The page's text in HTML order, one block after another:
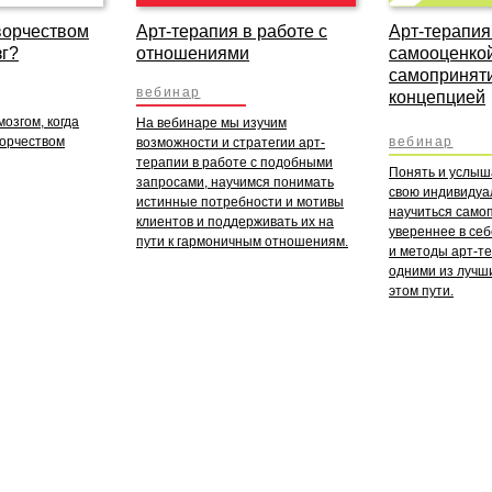
Арт-
концепцией
Понять и
свою
научиться
увереннее в
и методы арт-
одними из
этом пути.
вебинар
когда
Арт-терапия в работе с
отношениями
На вебинаре мы изучим
возможности и стратегии арт-
терапии в работе с подобными
запросами, научимся понимать
истинные потребности и мотивы
клиентов и поддерживать их на
пути к гармоничным отношениям.
вебинар